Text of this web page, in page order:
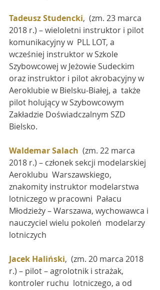
Tadeusz Studencki,  (zm. 23 marca
2018 r.) – wieloletni instruktor i pilot
komunikacyjny w  PLL LOT, a
wcześniej instruktor w Szkole
Szybowcowej w Jeżowie Sudeckim
oraz instruktor i pilot akrobacyjny w
Aeroklubie w Bielsku-Białej, a  także
pilot holujący w Szybowcowym
Zakładzie Doświadczalnym SZD
Bielsko.
Waldemar Salach
  (zm. 22 marca
2018 r.) – członek sekcji modelarskiej
Aeroklubu  Warszawskiego,
znakomity instruktor modelarstwa
lotniczego w pracowni  Pałacu
Młodzieży – Warszawa, wychowawca i
nauczyciel wielu pokoleń  modelarzy
lotniczych
Jacek Haliński,  (zm. 20 marca 2018
r.) – pilot – agrolotnik i strażak,
kontroler ruchu  lotniczego, a od